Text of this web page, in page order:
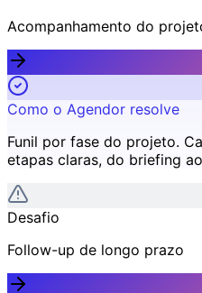
Acompanhamento do
Como o Agendor resolve
Funil por fase do projeto.
etapas claras, do briefing
Desafio
Follow-up de longo prazo